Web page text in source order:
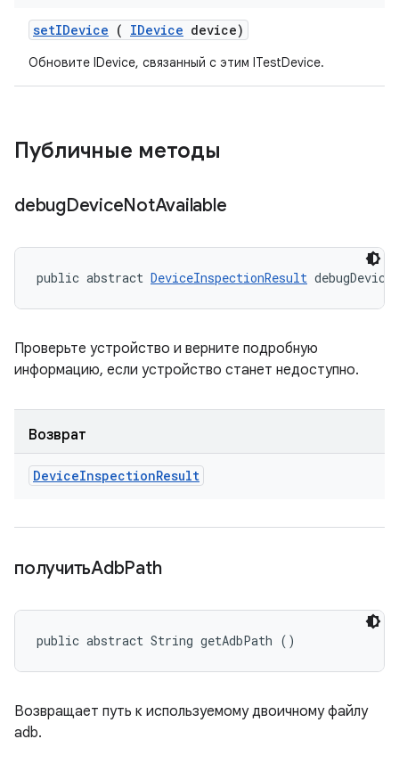
setIDevice ( IDevice device)
Обновите IDevice, связанный с этим ITestDevice.
Публичные методы
debugDeviceNotAvailable
public abstract DeviceInspectionResult
Проверьте устройство и верните подробную
информацию, если устройство станет недоступно.
Возврат
DeviceInspectionResult
получитьAdbPath
public abstract String getAdbPath ()
Возвращает путь к используемому двоичному файлу
adb.